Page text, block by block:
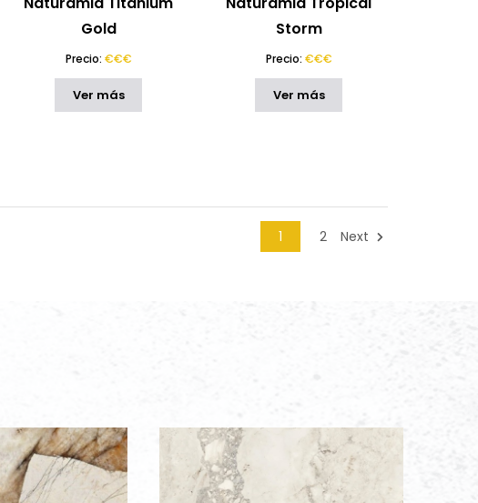
Gold
Precio: €€€
Ver más
Storm
Precio: €€€
Ver más
1 2 Next